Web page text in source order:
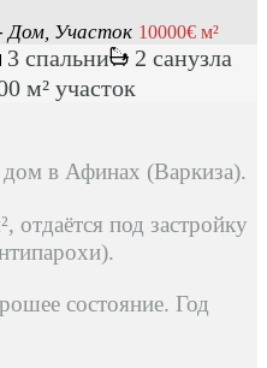
Дом, Участок 10000€ м²
3 спальни
2 санузла
м² участок
в Афинах (Варкиза).
отдаётся под застройку
состояние. Год